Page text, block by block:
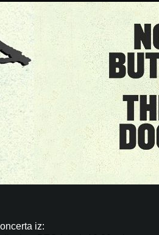
iz: